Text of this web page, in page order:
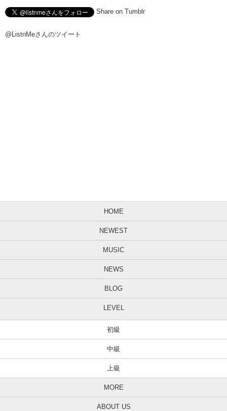
Share on Tumblr
@ListnMeさんのツイート
HOME
NEWEST
MUSIC
NEWS
BLOG
LEVEL
初級
中級
上級
MORE
ABOUT US